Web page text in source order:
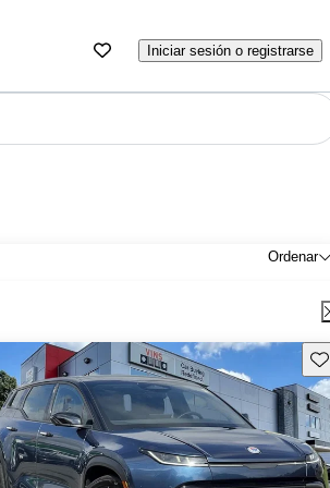
Iniciar sesión o registrarse
Ordenar
Aviso